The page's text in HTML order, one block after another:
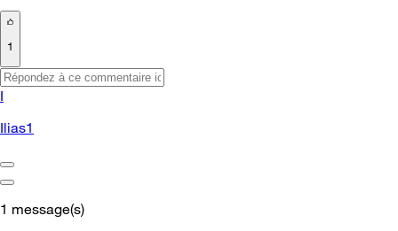
1
I
Ilias1
1 message(s)